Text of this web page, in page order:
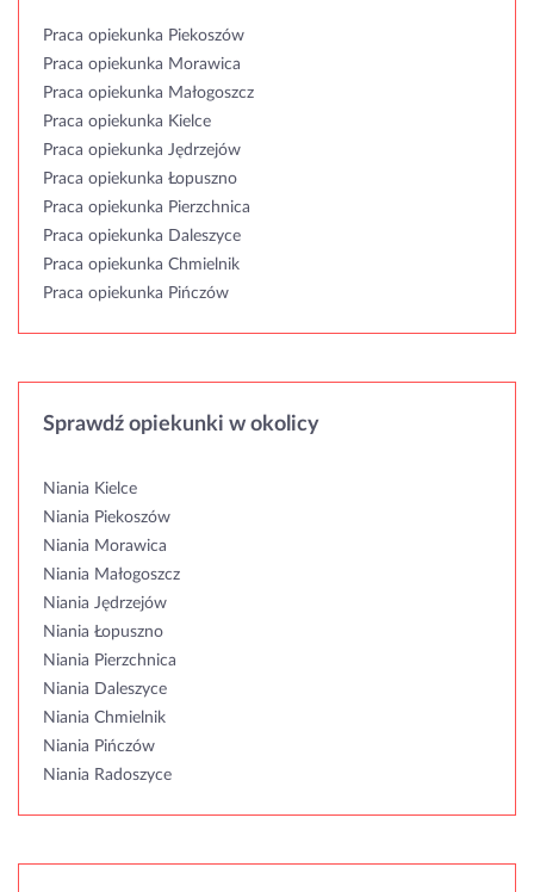
Praca opiekunka Piekoszów
Praca opiekunka Morawica
Praca opiekunka Małogoszcz
Praca opiekunka Kielce
Praca opiekunka Jędrzejów
Praca opiekunka Łopuszno
Praca opiekunka Pierzchnica
Praca opiekunka Daleszyce
Praca opiekunka Chmielnik
Praca opiekunka Pińczów
Sprawdź opiekunki w okolicy
Niania Kielce
Niania Piekoszów
Niania Morawica
Niania Małogoszcz
Niania Jędrzejów
Niania Łopuszno
Niania Pierzchnica
Niania Daleszyce
Niania Chmielnik
Niania Pińczów
Niania Radoszyce